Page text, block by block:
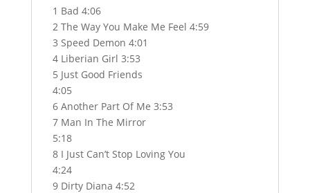
1 Bad 4:06
2 The Way You Make Me Feel 4:59
3 Speed Demon 4:01
4 Liberian Girl 3:53
5 Just Good Friends
4:05
6 Another Part Of Me 3:53
7 Man In The Mirror
5:18
8 I Just Can’t Stop Loving You
4:24
9 Dirty Diana 4:52